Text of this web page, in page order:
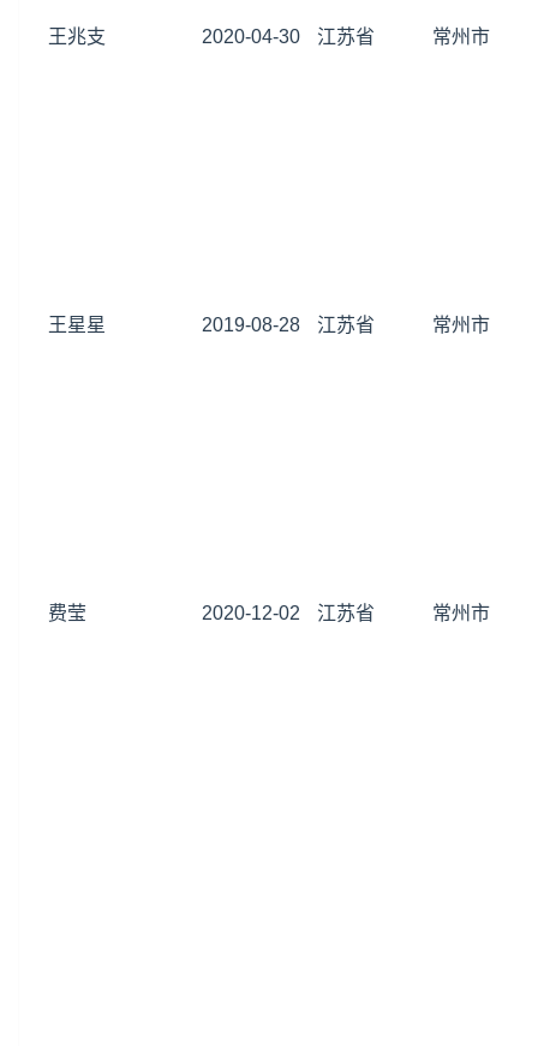
王兆支 2020-04-30 江苏省 常州市
王星星 2019-08-28 江苏省 常州市
费莹 2020-12-02 江苏省 常州市